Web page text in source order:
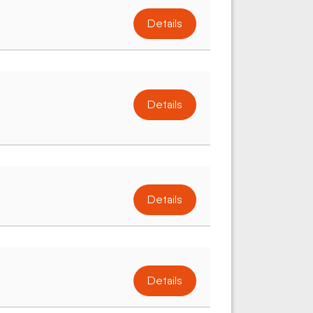
Details
Details
Details
Details